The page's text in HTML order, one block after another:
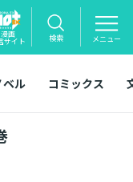
漫画
サイト 検索 メニュー
ベル コミックス